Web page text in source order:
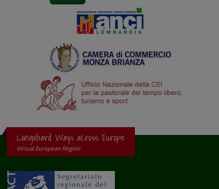
Longobard Ways across Europe
Virtual European Region